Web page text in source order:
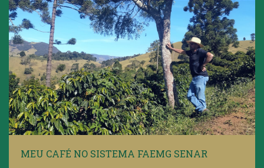
MEU CAFÉ NO SISTEMA FAEMG SENAR